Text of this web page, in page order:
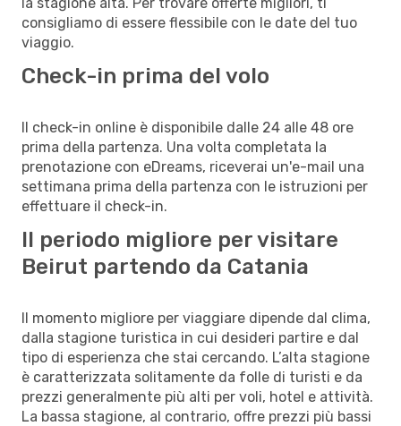
consigliamo di essere flessibile con le date del tuo
viaggio.
Check-in prima del volo
Il check-in online è disponibile dalle 24 alle 48 ore
prima della partenza. Una volta completata la
prenotazione con eDreams, riceverai un'e-mail una
settimana prima della partenza con le istruzioni per
effettuare il check-in.
Il periodo migliore per visitare
Beirut partendo da Catania
Il momento migliore per viaggiare dipende dal clima,
dalla stagione turistica in cui desideri partire e dal
tipo di esperienza che stai cercando. L’alta stagione
è caratterizzata solitamente da folle di turisti e da
prezzi generalmente più alti per voli, hotel e attività.
La bassa stagione, al contrario, offre prezzi più bassi